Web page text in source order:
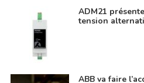
ADM21
tension
ABB va faire